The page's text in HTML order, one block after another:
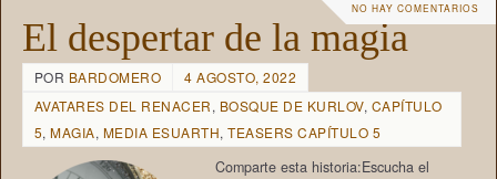
NO HAY COMENTARIOS
El despertar de la magia
POR BARDOMERO
4 AGOSTO, 2022
AVATARES DEL RENACER, BOSQUE DE KURLOV, CAPÍTULO
5,MAGIA, MEDIA ESUARTH,TEASERS CAPÍTULO 5
Comparte esta historia:Escucha el